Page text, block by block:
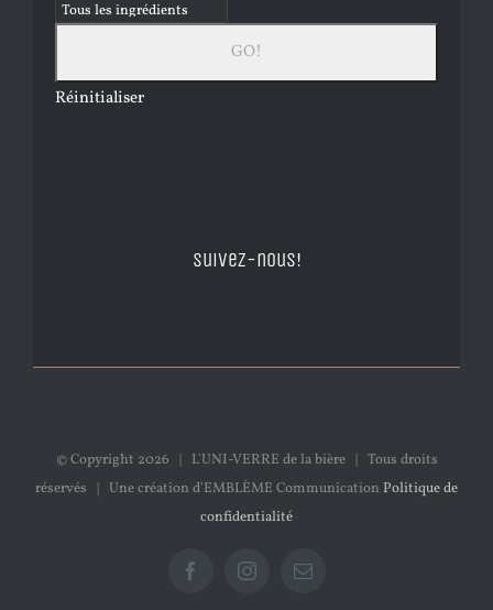
Réinitialiser
Suivez-nous!
© Copyright 2026 | L'UNI-VERRE de la bière | Tous droits
réservés | Une création d'EMBLÈME Communication Politique de
confidentialité
FacebookInstagramEmail